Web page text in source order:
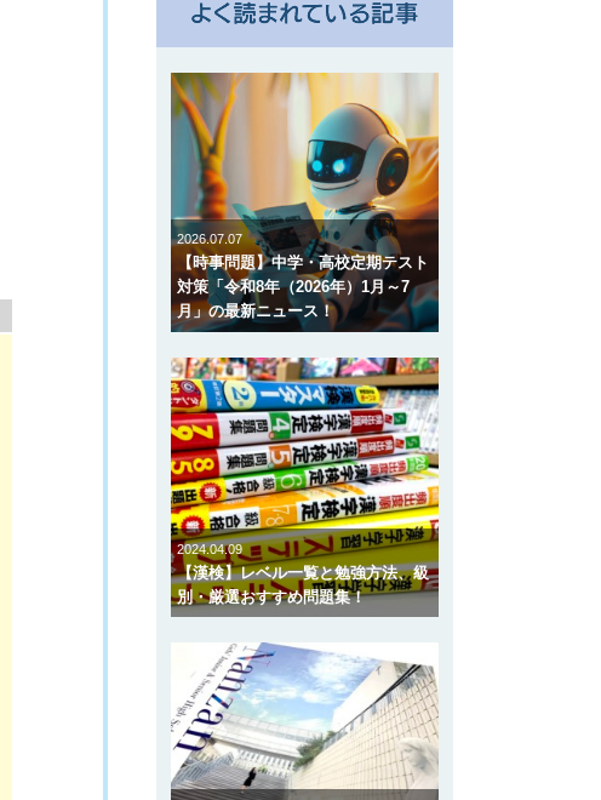
2026.07.07
【時事問題】中学・高校定期テスト
対策「令和8年（2026年）1月～7
月」の最新ニュース！
2024.04.09
【漢検】レベル一覧と勉強方法、級
別・厳選おすすめ問題集！